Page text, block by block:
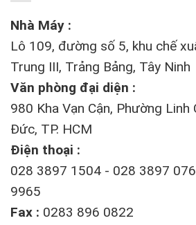
Nhà Máy :
Lô 109, đường số 5, khu chế
Trung III, Trảng Bảng, Tây Ninh
Văn phòng đại diện :
980 Kha Vạn Cận, Phường Linh
Đức, TP. HCM
Điện thoại :
028 3897 1504 - 028 3897
9965
Fax : 0283 896 0822